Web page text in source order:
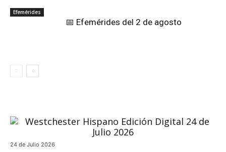
Efemérides
📅 Efemérides del 2 de agosto
24 de Julio 2026